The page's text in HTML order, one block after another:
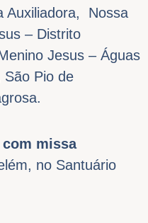
Auxiliadora, Nossa
– Distrito
Jesus – Águas
São Pio de
com missa
no Santuário